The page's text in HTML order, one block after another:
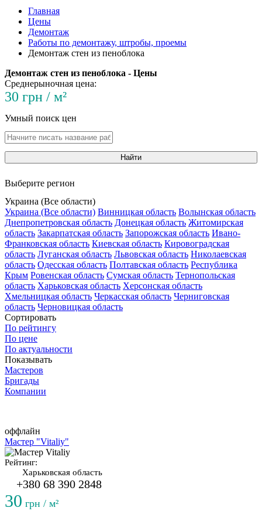
Главная
Цены
Демонтаж
Работы по демонтажу, штробы, проемы
Демонтаж стен из пеноблока
Демонтаж стен из пеноблока - Цены
Среднерыночная цена:
30 грн / м²
Умный поиск цен
Найти
Выберите регион
Украина (Все области)
Украина (Все области) Винницкая область Волынская область
Днепропетровская область Донецкая область Житомирская
область Закарпатская область Запорожская область Ивано-
Франковская область Киевская область Кировоградская
область Луганская область Львовская область Николаевская
область Одесская область Полтавская область Республика
Крым Ровенская область Сумская область Тернопольская
область Харьковская область Херсонская область
Хмельницкая область Черкасская область Черниговская
область Черновицкая область
Сортировать
По рейтингу
По цене
По актуальности
Показывать
Мастеров
Бригады
Компании
оффлайн
Мастер "Vitaliy"
Рейтинг:
Харьковская область
+380 68 390 2848
30 грн / м²